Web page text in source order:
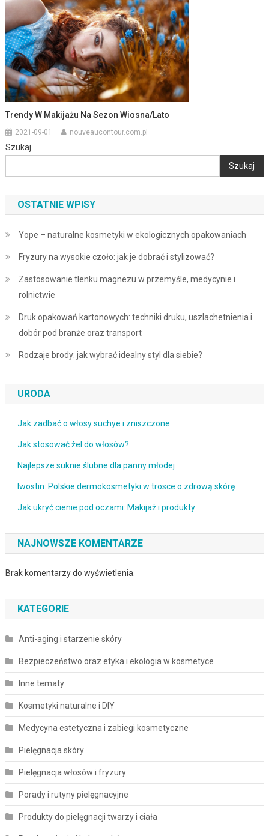
Trendy W Makijażu Na Sezon Wiosna/lato
2021-09-01 nouveaucontour.com.pl
Szukaj
Szukaj
OSTATNIE WPISY
Yope – naturalne kosmetyki w ekologicznych opakowaniach
Fryzury na wysokie czoło: jak je dobrać i stylizować?
Zastosowanie tlenku magnezu w przemyśle, medycynie i
rolnictwie
Druk opakowań kartonowych: techniki druku, uszlachetnienia i
dobór pod branże oraz transport
Rodzaje brody: jak wybrać idealny styl dla siebie?
URODA
Jak zadbać o włosy suchye i zniszczone
Jak stosować żel do włosów?
Najlepsze suknie ślubne dla panny młodej
Iwostin: Polskie dermokosmetyki w trosce o zdrową skórę
Jak ukryć cienie pod oczami: Makijaż i produkty
NAJNOWSZE KOMENTARZE
Brak komentarzy do wyświetlenia.
KATEGORIE
Anti-aging i starzenie skóry
Bezpieczeństwo oraz etyka i ekologia w kosmetyce
Inne tematy
Kosmetyki naturalne i DIY
Medycyna estetyczna i zabiegi kosmetyczne
Pielęgnacja skóry
Pielęgnacja włosów i fryzury
Porady i rutyny pielęgnacyjne
Produkty do pielęgnacji twarzy i ciała